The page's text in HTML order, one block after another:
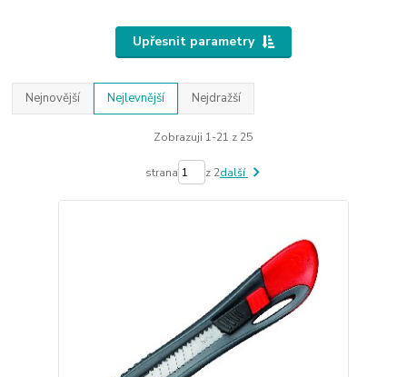
Upřesnit parametry
Nejnovější Nejlevnější Nejdražší
Zobrazuji 1-21 z 25
strana z 2další